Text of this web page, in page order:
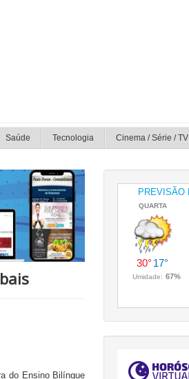
Saúde Tecnologia Cinema / Série / TV
do Ensino Bilíngue